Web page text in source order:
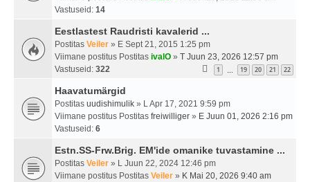
Vastuseid: 14
Eestlastest Raudristi kavalerid ...
Postitas Veiler » E Sept 21, 2015 1:25 pm
Viimane postitus Postitas ivalO » T Juun 23, 2026 12:57 pm
Vastuseid: 322 1 19 20 21 22
Haavatumärgid
Postitas uudishimulik » L Apr 17, 2021 9:59 pm
Viimane postitus Postitas freiwilliger » E Juun 01, 2026 2:16 pm
Vastuseid: 6
Estn.SS-Frw.Brig. EM'ide omanike tuvastamine ...
Postitas Veiler » L Juun 22, 2024 12:46 pm
Viimane postitus Postitas Veiler » K Mai 20, 2026 9:40 am